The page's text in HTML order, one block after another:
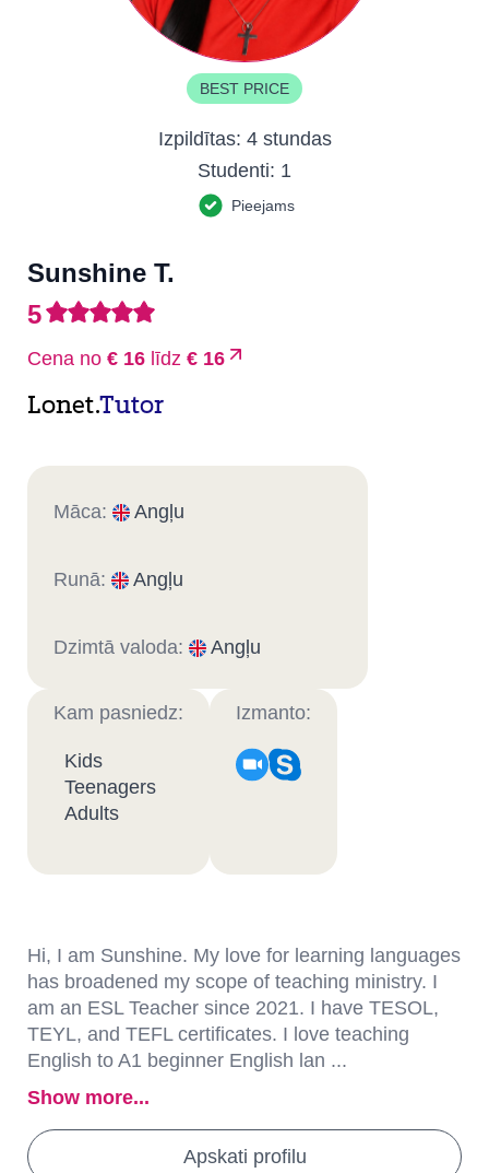
BEST PRICE
Izpildītas: 4 stundas
Studenti: 1
Pieejams
Sunshine T.
5
Cena no € 16 līdz € 16
Lonet.Tutor
Māca: Angļu
Runā: Angļu
Dzimtā valoda: Angļu
Kam pasniedz:
Kids
Teenagers
Adults
Izmanto:
Hi, I am Sunshine. My love for learning languages
has broadened my scope of teaching ministry. I
am an ESL Teacher since 2021. I have TESOL,
TEYL, and TEFL certificates. I love teaching
English to A1 beginner English lan ...
Show more...
Apskati profilu